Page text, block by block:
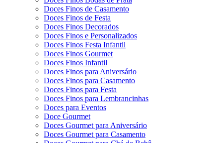
Doces Finos de Casamento
Doces Finos de Festa
Doces Finos Decorados
Doces Finos e Personalizados
Doces Finos Festa Infantil
Doces Finos Gourmet
Doces Finos Infantil
Doces Finos para Aniversário
Doces Finos para Casamento
Doces Finos para Festa
Doces Finos para Lembrancinhas
Doces para Eventos
Doce Gourmet
Doces Gourmet para Aniversário
Doces Gourmet para Casamento